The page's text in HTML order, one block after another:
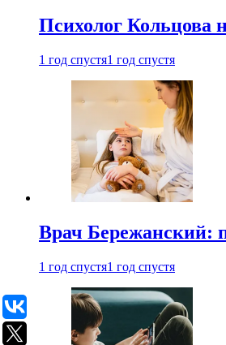
Психолог
1 год спустя1 год спустя
Врач Бережанский:
1 год спустя1 год спустя